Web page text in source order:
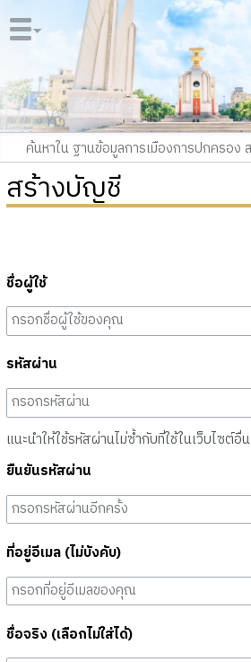
สร้างบัญชี
ชื่อผู้ใช้
รหัสผ่าน
แนะนำให้ใช้รหัสผ่านไม่ซ้ำกับที่ใช้ในเว็บไซต์อื่น
ยืนยันรหัสผ่าน
ที่อยู่อีเมล (ไม่บังคับ)
ชื่อจริง (เลือกไม่ใส่ได้)